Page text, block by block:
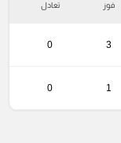
فوز تعادل
3
0
1
0